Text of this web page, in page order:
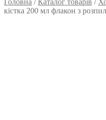
Головна /Каталог товарів /
кістка 200 мл флакон з